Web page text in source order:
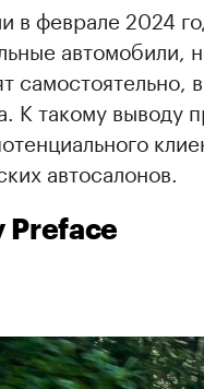
в феврале 2024
автомобили,
самостоятельно,
К такому выводу
автосалонов.
Preface